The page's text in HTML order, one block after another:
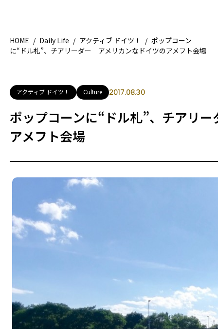
地域別ガイド
観光ガイド
ライフスタイル
ライター募集
HOME / Daily Life / アクティブ ドイツ！ / ポップコーン
に“ドル札”、チアリーダー アメリカンなドイツのアメフト会場
アクティブ ドイツ！ Culture 2017.08.30
ポップコーンに“ドル札”、チアリ
アメフト会場